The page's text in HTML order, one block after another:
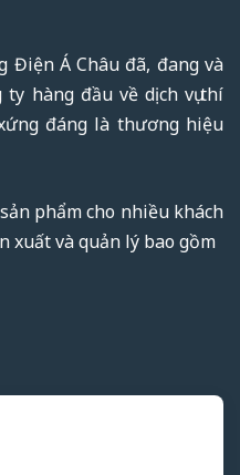
Điện Á Châu đã, đang và
hàng đầu về dịch vụ thí
đáng là thương hiệu
phẩm cho nhiều khách
xuất và quản lý bao gồm